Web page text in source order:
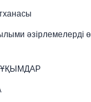
әзірлемелерді